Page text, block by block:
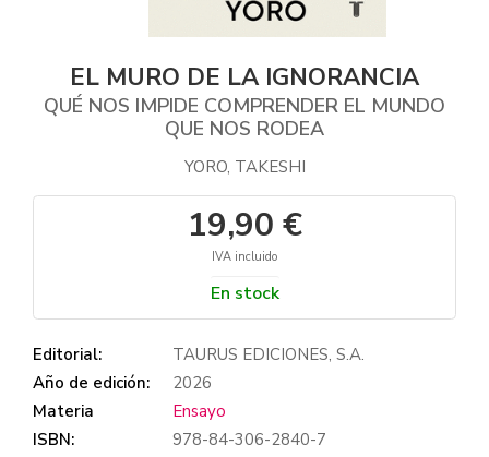
EL MURO DE LA IGNORANCIA
QUÉ NOS IMPIDE COMPRENDER EL MUNDO
QUE NOS RODEA
YORO, TAKESHI
19,90 €
IVA incluido
En stock
Editorial:
TAURUS EDICIONES, S.A.
Año de edición:
2026
Materia
Ensayo
ISBN:
978-84-306-2840-7